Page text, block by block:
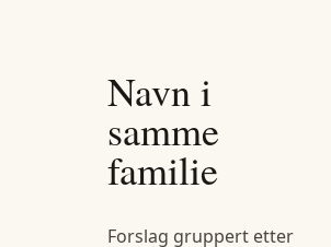
Navn i
samme
familie
Forslag gruppert etter